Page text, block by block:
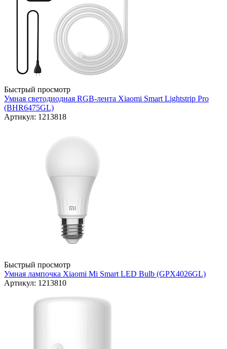
Быстрый просмотр
Умная светодиодная RGB-лента Xiaomi Smart Lightstrip Pro
(BHR6475GL)
Артикул: 1213818
Быстрый просмотр
Умная лампочка Xiaomi Mi Smart LED Bulb (GPX4026GL)
Артикул: 1213810